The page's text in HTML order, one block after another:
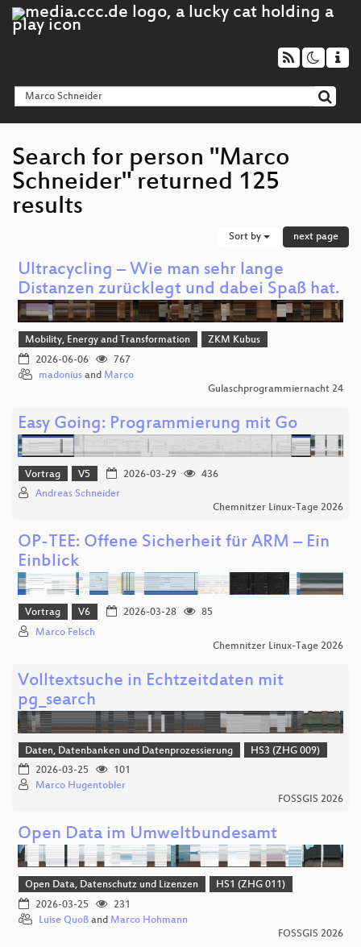
Search for person "Marco
Schneider" returned 125
results
Sort by next page
Ultracycling – Wie man sehr lange
Distanzen zurücklegt und dabei Spaß hat.
Mobility, Energy and Transformation
ZKM Kubus
2026-06-06
767
madonius and Marco
Gulaschprogrammiernacht 24
Easy Going: Programmierung mit Go
Vortrag V5 2026-03-29
436
Andreas Schneider
Chemnitzer Linux-Tage 2026
OP-TEE: Offene Sicherheit für ARM – Ein
Einblick
Vortrag V6 2026-03-28
85
Marco Felsch
Chemnitzer Linux-Tage 2026
Volltextsuche in Echtzeitdaten mit
pg_search
Daten, Datenbanken und Datenprozessierung
HS3 (ZHG 009)
2026-03-25
101
Marco Hugentobler
FOSSGIS 2026
Open Data im Umweltbundesamt
Open Data, Datenschutz und Lizenzen
HS1 (ZHG 011)
2026-03-25
231
Luise Quoß and Marco Hohmann
FOSSGIS 2026